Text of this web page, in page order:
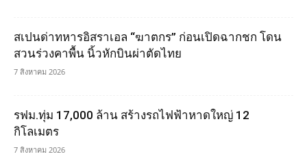
สเปนด่าทหารอิสราเอล “ฆาตกร” ก่อนเปิดฉากชก โดน
สวนร่วงคาพื้น นิ้วหักบินผ่าตัดไทย
7 สิงหาคม 2026
รฟม.ทุ่ม 17,000 ล้าน สร้างรถไฟฟ้าหาดใหญ่ 12
กิโลเมตร
7 สิงหาคม 2026